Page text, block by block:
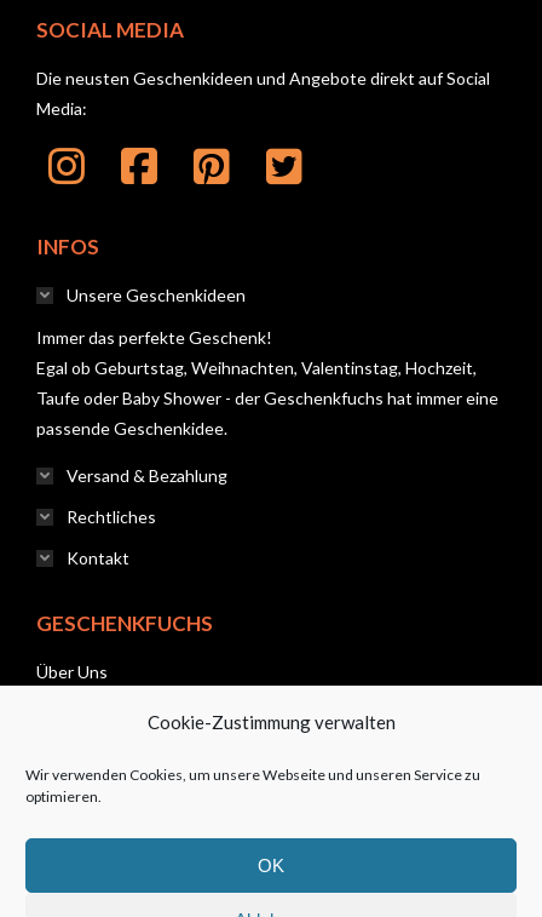
Cookie-Zustimmung verwalten
Wir verwenden Cookies, um unsere Webseite und unseren Service zu
optimieren.
OK
SOCIAL MEDIA
Die neusten Geschenkideen und Angebote direkt auf Social
Media:
INFOS
Unsere Geschenkideen
Immer das perfekte Geschenk!
Egal ob Geburtstag, Weihnachten, Valentinstag, Hochzeit,
Taufe oder Baby Shower - der Geschenkfuchs hat immer eine
passende Geschenkidee.
Versand & Bezahlung
Rechtliches
Kontakt
GESCHENKFUCHS
Über Uns
FAQ
Kontakt